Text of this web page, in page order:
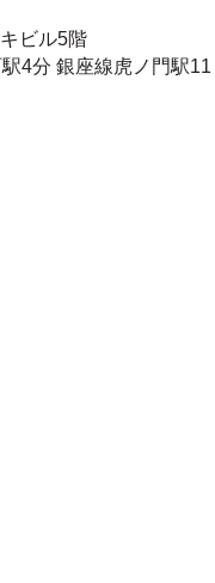
ビル5階
4分 銀座線虎ノ門駅11